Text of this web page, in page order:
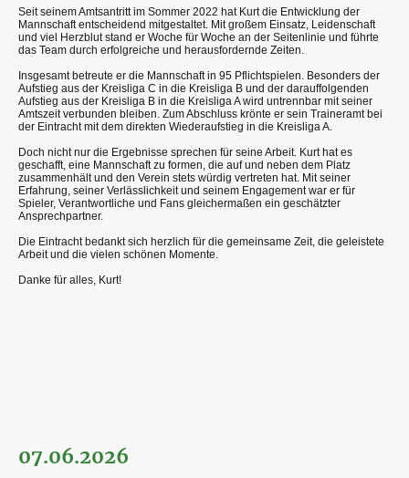
Seit seinem Amtsantritt im Sommer 2022 hat Kurt die Entwicklung der
Mannschaft entscheidend mitgestaltet. Mit großem Einsatz, Leidenschaft
und viel Herzblut stand er Woche für Woche an der Seitenlinie und führte
das Team durch erfolgreiche und herausfordernde Zeiten.
Insgesamt betreute er die Mannschaft in 95 Pflichtspielen. Besonders der
Aufstieg aus der Kreisliga C in die Kreisliga B und der darauffolgenden
Aufstieg aus der Kreisliga B in die Kreisliga A wird untrennbar mit seiner
Amtszeit verbunden bleiben. Zum Abschluss krönte er sein Traineramt bei
der Eintracht mit dem direkten Wiederaufstieg in die Kreisliga A.
Doch nicht nur die Ergebnisse sprechen für seine Arbeit. Kurt hat es
geschafft, eine Mannschaft zu formen, die auf und neben dem Platz
zusammenhält und den Verein stets würdig vertreten hat. Mit seiner
Erfahrung, seiner Verlässlichkeit und seinem Engagement war er für
Spieler, Verantwortliche und Fans gleichermaßen ein geschätzter
Ansprechpartner.
Die Eintracht bedankt sich herzlich für die gemeinsame Zeit, die geleistete
Arbeit und die vielen schönen Momente.
Danke für alles, Kurt!
07.06.2026